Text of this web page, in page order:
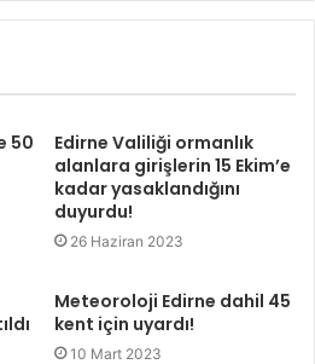
50
Edirne Valiliği ormanlık
alanlara girişlerin 15 Ekim’e
kadar yasaklandığını
duyurdu!
26 Haziran 2023
Meteoroloji Edirne dahil 45
kent için uyardı!
10 Mart 2023